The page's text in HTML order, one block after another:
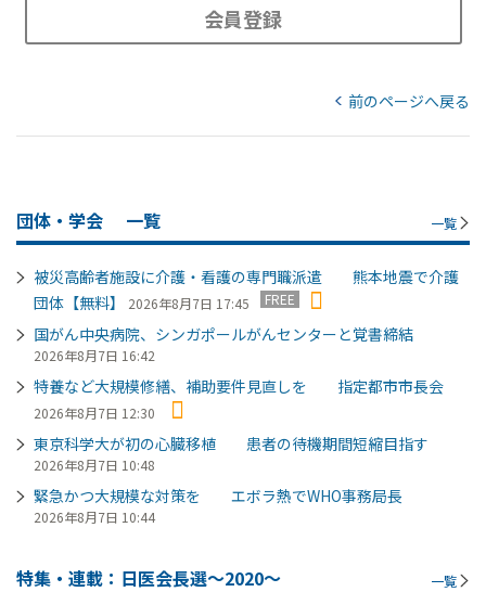
会員登録
前のページへ戻る
団体・学会 一覧 一覧
被災高齢者施設に介護・看護の専門職派遣 熊本地震で介護
団体【無料】
2026年8月7日 17:45 FREE
国がん中央病院、シンガポールがんセンターと覚書締結
2026年8月7日 16:42
特養など大規模修繕、補助要件見直しを 指定都市市長会
2026年8月7日 12:30
東京科学大が初の心臓移植 患者の待機期間短縮目指す
2026年8月7日 10:48
緊急かつ大規模な対策を エボラ熱でWHO事務局長
2026年8月7日 10:44
特集・連載：日医会長選～2020～ 一覧